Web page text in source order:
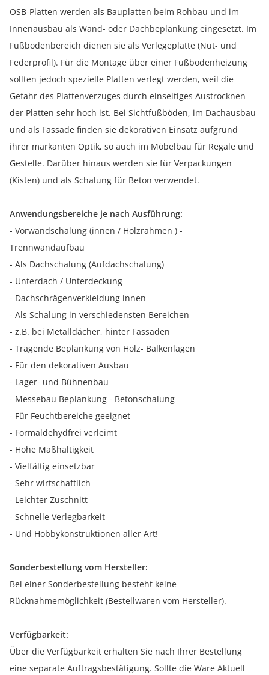
OSB-Platten werden als Bauplatten beim Rohbau und im
Innenausbau als Wand- oder Dachbeplankung eingesetzt. Im
Fußbodenbereich dienen sie als Verlegeplatte (Nut- und
Federprofil). Für die Montage über einer Fußbodenheizung
sollten jedoch spezielle Platten verlegt werden, weil die
Gefahr des Plattenverzuges durch einseitiges Austrocknen
der Platten sehr hoch ist. Bei Sichtfußböden, im Dachausbau
und als Fassade finden sie dekorativen Einsatz aufgrund
ihrer markanten Optik, so auch im Möbelbau für Regale und
Gestelle. Darüber hinaus werden sie für Verpackungen
(Kisten) und als Schalung für Beton verwendet.
Anwendungsbereiche je nach Ausführung:
- Vorwandschalung (innen / Holzrahmen ) -
Trennwandaufbau
- Als Dachschalung (Aufdachschalung)
- Unterdach / Unterdeckung
- Dachschrägenverkleidung innen
- Als Schalung in verschiedensten Bereichen
- z.B. bei Metalldächer, hinter Fassaden
- Tragende Beplankung von Holz- Balkenlagen
- Für den dekorativen Ausbau
- Lager- und Bühnenbau
- Messebau Beplankung - Betonschalung
- Für Feuchtbereiche geeignet
- Formaldehydfrei verleimt
- Hohe Maßhaltigkeit
- Vielfältig einsetzbar
- Sehr wirtschaftlich
- Leichter Zuschnitt
- Schnelle Verlegbarkeit
- Und Hobbykonstruktionen aller Art!
Sonderbestellung vom Hersteller:
Bei einer Sonderbestellung besteht keine
Rücknahmemöglichkeit (Bestellwaren vom Hersteller).
Verfügbarkeit:
Über die Verfügbarkeit erhalten Sie nach Ihrer Bestellung
eine separate Auftragsbestätigung. Sollte die Ware Aktuell